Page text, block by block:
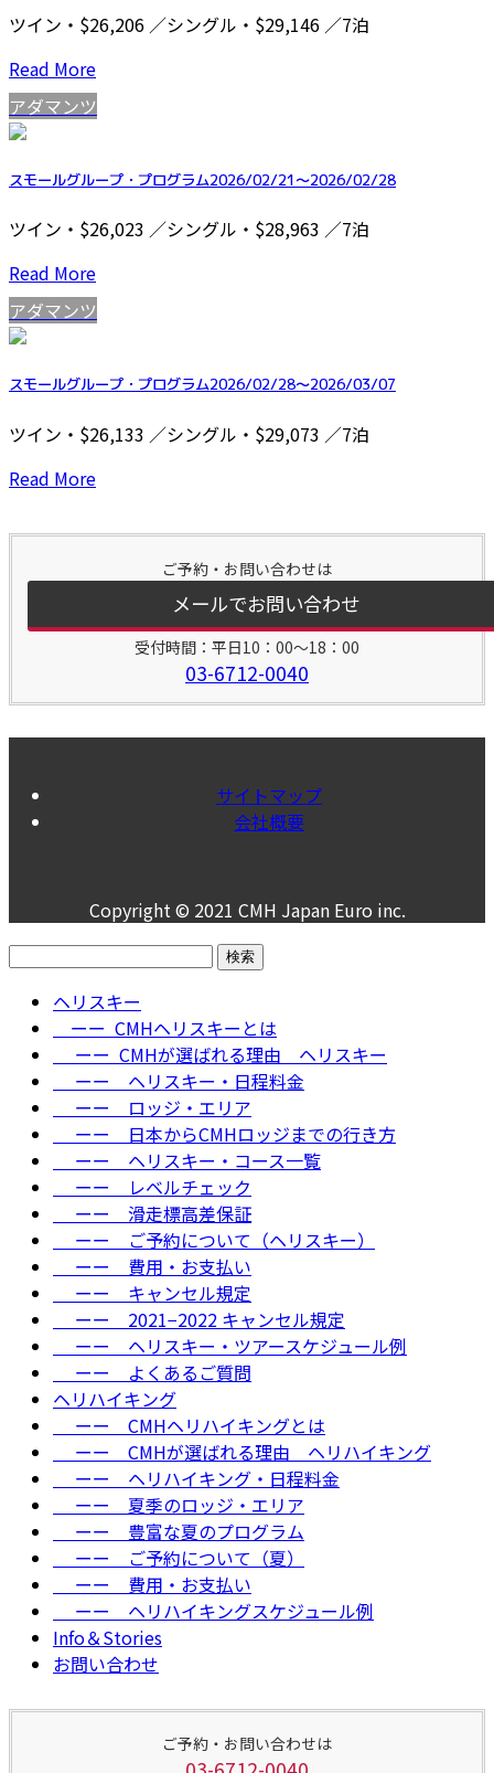
ツイン・$26,206 ／シングル・$29,146 ／7泊
Read More
アダマンツ
スモールグループ・プログラム2026/02/21～2026/02/28
ツイン・$26,023 ／シングル・$28,963 ／7泊
Read More
アダマンツ
スモールグループ・プログラム2026/02/28～2026/03/07
ツイン・$26,133 ／シングル・$29,073 ／7泊
Read More
ご予約・お問い合わせは
メールでお問い合わせ
受付時間：平日10：00～18：00
03-6712-0040
サイトマップ
会社概要
Copyright © 2021 CMH Japan Euro inc.
検
ヘリスキー
ーー CMHヘリスキーとは
ーー CMHが選ばれる理由＿ヘリスキー
ーー ヘリスキー・日程料金
ーー ロッジ・エリア
ーー 日本からCMHロッジまでの行き方
ーー ヘリスキー・コース一覧
ーー レベルチェック
ーー 滑走標高差保証
ーー ご予約について（ヘリスキー）
ーー 費用・お支払い
ーー キャンセル規定
ーー 2021−2022 キャンセル規定
ーー ヘリスキー・ツアースケジュール例
ーー よくあるご質問
ヘリハイキング
ーー CMHヘリハイキングとは
ーー CMHが選ばれる理由＿ヘリハイキング
ーー ヘリハイキング・日程料金
ーー 夏季のロッジ・エリア
ーー 豊富な夏のプログラム
ーー ご予約について（夏）
ーー 費用・お支払い
ーー ヘリハイキングスケジュール例
Info＆Stories
お問い合わせ
ご予約・お問い合わせは